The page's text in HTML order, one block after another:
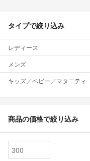
タイプで絞り込み
レディース
メンズ
キッズ／ベビー／マタニティ
商品の価格で絞り込み